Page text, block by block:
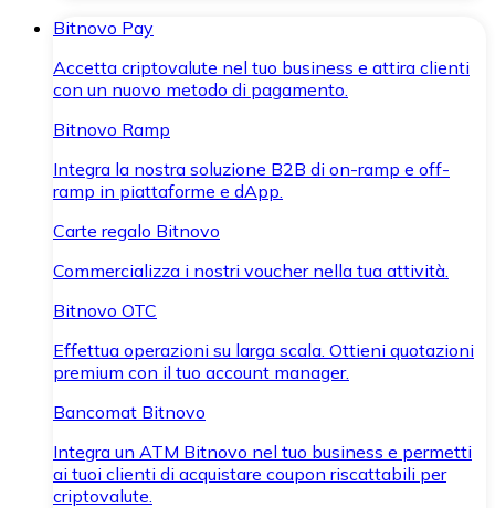
Bitnovo Pay
Accetta criptovalute nel tuo business e attira clienti
con un nuovo metodo di pagamento.
Bitnovo Ramp
Integra la nostra soluzione B2B di on-ramp e off-
ramp in piattaforme e dApp.
Carte regalo Bitnovo
Commercializza i nostri voucher nella tua attività.
Bitnovo OTC
Effettua operazioni su larga scala. Ottieni quotazioni
premium con il tuo account manager.
Bancomat Bitnovo
Integra un ATM Bitnovo nel tuo business e permetti
ai tuoi clienti di acquistare coupon riscattabili per
criptovalute.